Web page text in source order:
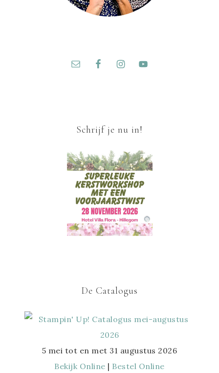
Schrijf je nu in!
De Catalogus
5 mei tot en met 31 augustus 2026
Bekijk Online | Bestel Online